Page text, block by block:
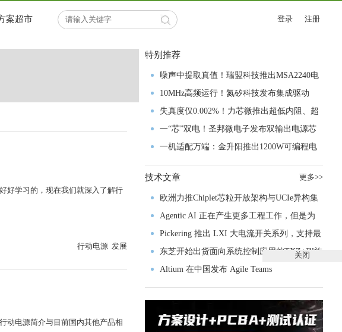
案超市 登录 注册
好学习的，现在我们就深入了解行
行动电源 发展
动电源简介与目前国内其他产品相
特别推荐
噪声中提取真值！瑞盟科技推出MSA2240电
流检测芯片赋能多元高端测量场景
10MHz高频运行！氮矽科技发布集成驱动
GaN芯片，助力电源能效再攀新高
失真度仅0.002%！力芯微推出超低内阻、超
低失真4PST模拟开关
一“芯”双电！圣邦微电子发布双输出电源芯
片，简化AFE与音频设计
一机适配万端：金升阳推出1200W可编程电
源，赋能高端装备制造
技术文章 更多>>
欧洲力推Chiplet芯粒开放架构与UCIe异构集
成以加速其汽车产业生态智能化进程
Agentic AI 正在产生更多工程工作，但是为
什么系统开发进展并没有更快？
Pickering 推出 LXI 大电流开关系列，支持最
高 80A、300V 信号
东芝开始出货面向系统控制应用的TXZ+™族
入门级M4V组
Altium 在中国发布 Agile Teams
关闭